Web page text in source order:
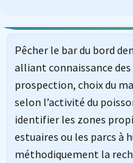
Pêcher le bar du bord
alliant connaissance
prospection, choix du
selon l’activité du
identifier les zones
estuaires ou les parcs à
méthodiquement la